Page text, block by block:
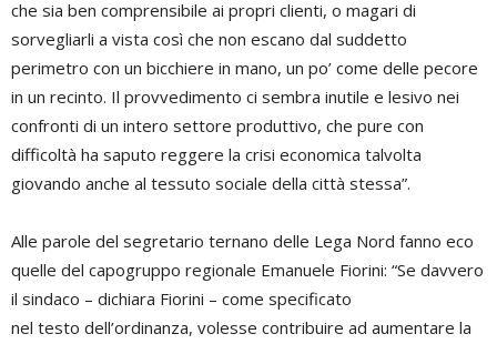
che sia ben comprensibile ai propri clienti, o magari di
sorvegliarli a vista così che non escano dal suddetto
perimetro con un bicchiere in mano, un po’ come delle pecore
in un recinto. Il provvedimento ci sembra inutile e lesivo nei
confronti di un intero settore produttivo, che pure con
difficoltà ha saputo reggere la crisi economica talvolta
giovando anche al tessuto sociale della città stessa”.
Alle parole del segretario ternano delle Lega Nord fanno eco
quelle del capogruppo regionale Emanuele Fiorini: “Se davvero
il sindaco – dichiara Fiorini – come specificato
nel testo dell’ordinanza, volesse contribuire ad aumentare la